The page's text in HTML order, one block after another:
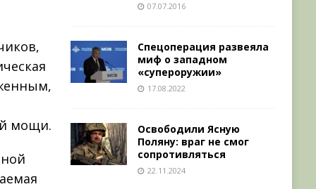
мощи.
07.07.2016
Спецоперация развеяла
миф о западном
«супероружии»
17.08.2022
Освободили Ясную
Поляну: враг не смог
сопротивляться
22.11.2024